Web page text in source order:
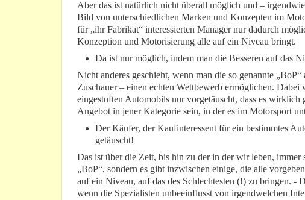
Aber das ist natürlich nicht überall möglich und –
Bild von unterschiedlichen Marken und Konzepten im
für „ihr Fabrikat“ interessierten Manager nur dadurch
Konzeption und Motorisierung alle auf ein Niveau bringt.
Da ist nur möglich, indem man die Besseren auf das
Nicht anderes geschieht, wenn man die so genannte
Zuschauer – einen echten Wettbewerb ermöglichen.
eingestuften Automobils nur vorgetäuscht, dass es wirklich
Angebot in jener Kategorie sein, in der es im Motorsport
Der Käufer, der Kaufinteressent für ein bestimmtes
getäuscht!
Das ist über die Zeit, bis hin zu der in der wir leben,
„BoP“, sondern es gibt inzwischen einige, die alle
auf ein Niveau, auf das des Schlechtesten (!) zu bringen. -
wenn die Spezialisten unbeeinflusst von irgendwelchen